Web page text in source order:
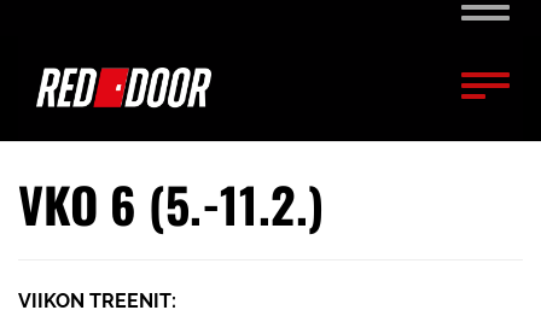
VKO 6 (5.-11.2.)
VIIKON TREENIT: